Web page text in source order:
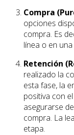
Compra
opciones
compra. Es
línea o en
Retención
realizado la
esta fase, la
positiva con
asegurarse
compra. La
etapa.